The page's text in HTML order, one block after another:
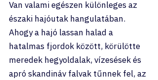
Van valami egészen különleges az
északi hajóutak hangulatában.
Ahogy a hajó lassan halad a
hatalmas fjordok között, körülötte
meredek hegyoldalak, vízesések és
apró skandináv falvak tűnnek fel, az